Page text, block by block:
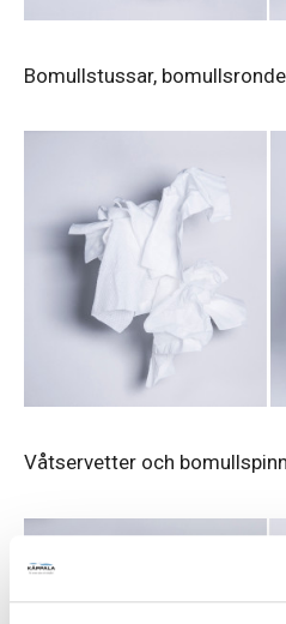
Bomullstussar,
Våtservetter och